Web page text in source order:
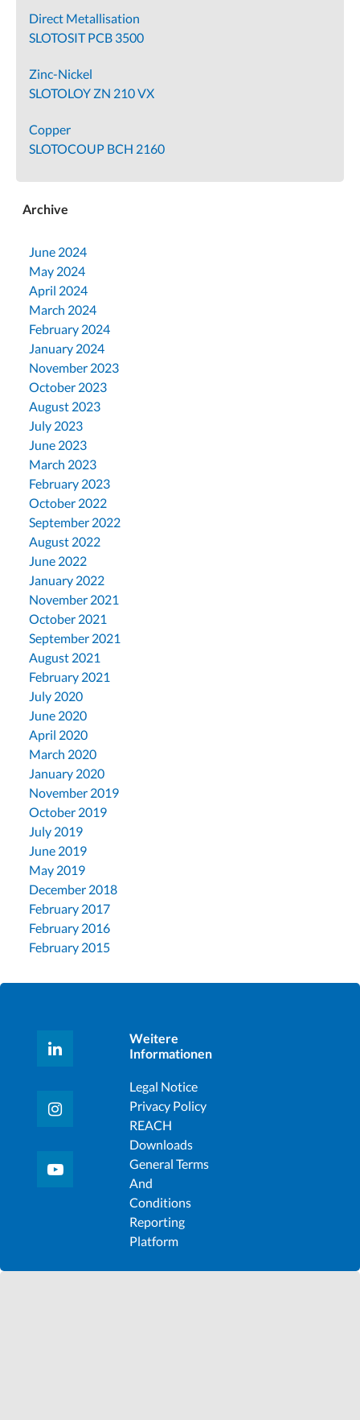
Direct Metallisation
SLOTOSIT PCB 3500
Zinc-Nickel
SLOTOLOY ZN 210 VX
Copper
SLOTOCOUP BCH 2160
Archive
June 2024
May 2024
April 2024
March 2024
February 2024
January 2024
November 2023
October 2023
August 2023
July 2023
June 2023
March 2023
February 2023
October 2022
September 2022
August 2022
June 2022
January 2022
November 2021
October 2021
September 2021
August 2021
February 2021
July 2020
June 2020
April 2020
March 2020
January 2020
November 2019
October 2019
July 2019
June 2019
May 2019
December 2018
February 2017
February 2016
February 2015
Weitere
Informationen
Legal Notice
Privacy Policy
REACH
Downloads
General Terms
And
Conditions
Reporting
Platform